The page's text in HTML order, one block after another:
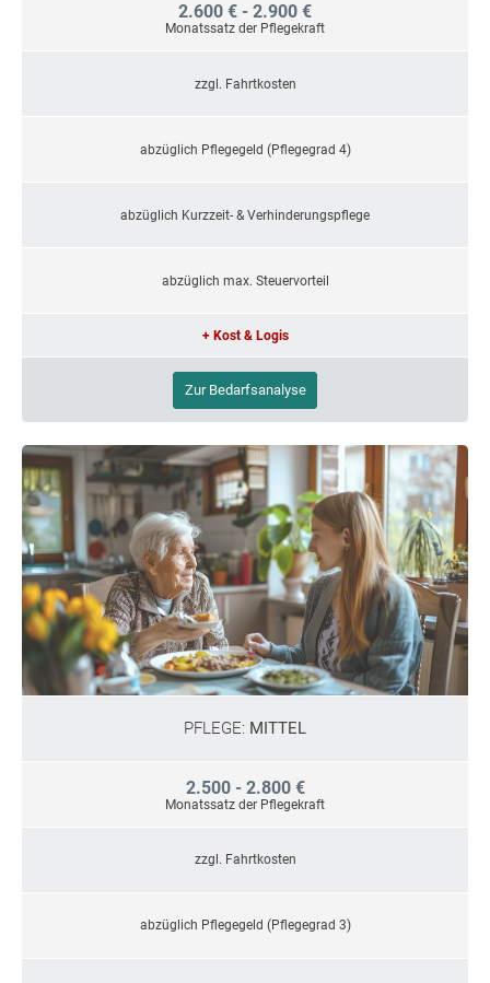
2.600 € - 2.900 €
Monatssatz der Pflegekraft
zzgl. Fahrtkosten
abzüglich Pflegegeld (Pflegegrad 4)
abzüglich Kurzzeit- & Verhinderungspflege
abzüglich max. Steuervorteil
+ Kost & Logis
Zur Bedarfsanalyse
PFLEGE: MITTEL
2.500 - 2.800 €
Monatssatz der Pflegekraft
zzgl. Fahrtkosten
abzüglich Pflegegeld (Pflegegrad 3)